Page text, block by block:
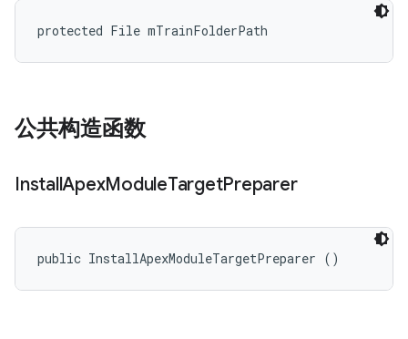
protected File mTrainFolderPath
公共构造函数
InstallApexModuleTargetPreparer
public InstallApexModuleTargetPreparer ()